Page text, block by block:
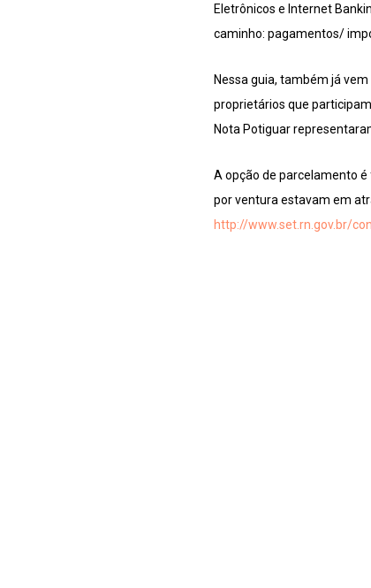
Eletrônicos e Internet
caminho: pagamentos/
Nessa guia, também já
proprietários que
Nota Potiguar
A opção de parcelamento
por ventura estavam em
http://www.set.rn.gov.br/